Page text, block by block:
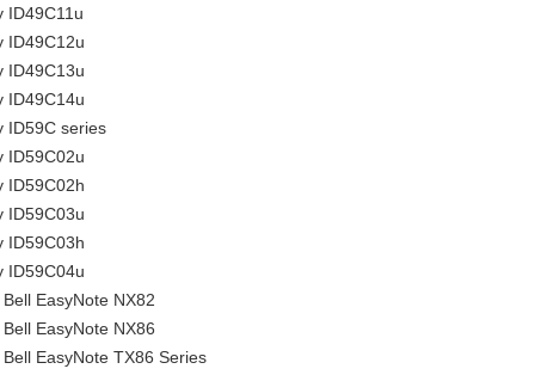
ID49C11u
ID49C12u
ID49C13u
ID49C14u
ID59C series
ID59C02u
ID59C02h
ID59C03u
ID59C03h
ID59C04u
EasyNote NX82
EasyNote NX86
EasyNote TX86 Series